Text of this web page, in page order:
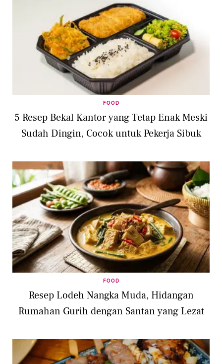
FOOD
5 Resep Bekal Kantor yang Tetap Enak Meski
Sudah Dingin, Cocok untuk Pekerja Sibuk
FOOD
Resep Lodeh Nangka Muda, Hidangan
Rumahan Gurih dengan Santan yang Lezat